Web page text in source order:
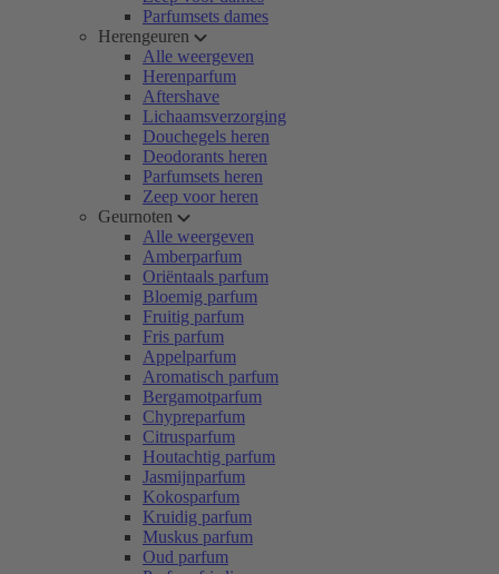
Parfumsets dames
Herengeuren
Alle weergeven
Herenparfum
Aftershave
Lichaamsverzorging
Douchegels heren
Deodorants heren
Parfumsets heren
Zeep voor heren
Geurnoten
Alle weergeven
Amberparfum
Oriëntaals parfum
Bloemig parfum
Fruitig parfum
Fris parfum
Appelparfum
Aromatisch parfum
Bergamotparfum
Chypreparfum
Citrusparfum
Houtachtig parfum
Jasmijnparfum
Kokosparfum
Kruidig parfum
Muskus parfum
Oud parfum